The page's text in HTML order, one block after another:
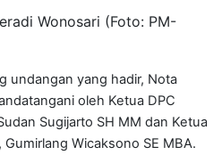
Wonosari (Foto: PM-
undangan yang hadir, Nota
oleh Ketua DPC
Sugijarto SH MM dan Ketua
Wicaksono SE MBA.